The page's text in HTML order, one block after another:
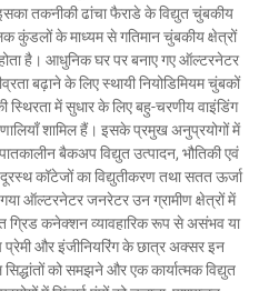
तकनीकी ढांचा फैराडे के विद्युत चुंबकीय
कुंडलों के माध्यम से गतिमान चुंबकीय क्षेत्रों
होता है। आधुनिक घर पर बनाए गए ऑल्टरनेटर
बढ़ाने के लिए स्थायी नियोडिमियम चुंबकों
स्थिरता में सुधार के लिए बहु-चरणीय वाइंडिंग
शामिल हैं। इसके प्रमुख अनुप्रयोगों में
बैकअप विद्युत उत्पादन, भौतिकी एवं
कॉटेजों का विद्युतीकरण तथा सतत ऊर्जा
ऑल्टरनेटर जनरेटर उन ग्रामीण क्षेत्रों में
ग्रिड कनेक्शन व्यावहारिक रूप से असंभव या
और इंजीनियरिंग के छात्र अक्सर इन
को समझने और एक कार्यात्मक विद्युत